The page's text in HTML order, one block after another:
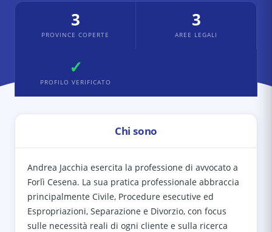
3
PROVINCE COPERTE
3
AREE LEGALI
✓
PROFILO VERIFICATO
Chi sono
Andrea Jacchia esercita la professione di avvocato a
Forlì Cesena. La sua pratica professionale abbraccia
principalmente Civile, Procedure esecutive ed
Espropriazioni, Separazione e Divorzio, con focus
sulle necessità reali di ogni cliente e sulla ricerca